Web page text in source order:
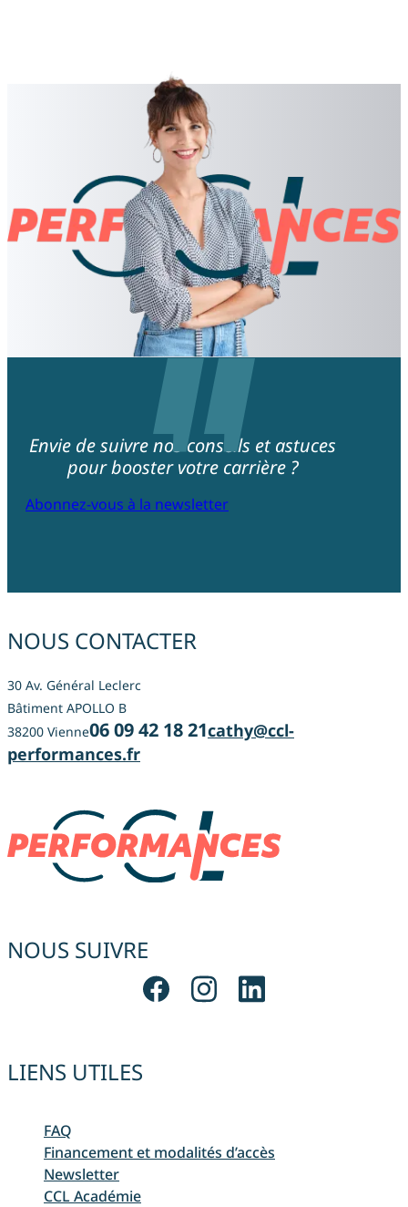
Envie de suivre nos conseils et astuces
pour booster votre carrière ?
Abonnez-vous à la newsletter
NOUS CONTACTER
30 Av. Général Leclerc
Bâtiment APOLLO B
38200 Vienne06 09 42 18 21cathy@ccl-
performances.fr
NOUS SUIVRE
LIENS UTILES
FAQ
Financement et modalités d’accès
Newsletter
CCL Académie